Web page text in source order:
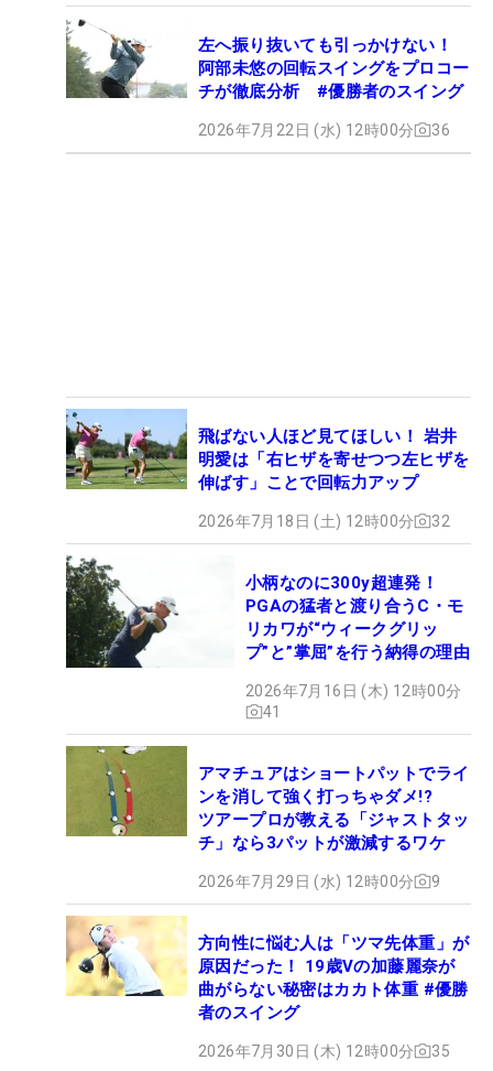
左へ振り抜いても引っかけない！
阿部未悠の回転スイングをプロコー
チが徹底分析 #優勝者のスイング
2026年7月22日 (水) 12時00分 36
飛ばない人ほど見てほしい！ 岩井
明愛は「右ヒザを寄せつつ左ヒザを
伸ばす」ことで回転力アップ
2026年7月18日 (土) 12時00分 32
小柄なのに300y超連発！
PGAの猛者と渡り合うC・モ
リカワが“ウィークグリッ
プ”と”掌屈”を行う納得の理由
2026年7月16日 (木) 12時00分
41
アマチュアはショートパットでライ
ンを消して強く打っちゃダメ!?
ツアープロが教える「ジャストタッ
チ」なら3パットが激減するワケ
2026年7月29日 (水) 12時00分 9
方向性に悩む人は「ツマ先体重」が
原因だった！ 19歳Vの加藤麗奈が
曲がらない秘密はカカト体重 #優勝
者のスイング
2026年7月30日 (木) 12時00分 35